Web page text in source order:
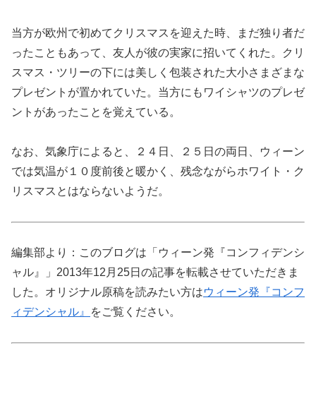
当方が欧州で初めてクリスマスを迎えた時、まだ独り者だ
ったこともあって、友人が彼の実家に招いてくれた。クリ
スマス・ツリーの下には美しく包装された大小さまざまな
プレゼントが置かれていた。当方にもワイシャツのプレゼ
ントがあったことを覚えている。
なお、気象庁によると、２４日、２５日の両日、ウィーン
では気温が１０度前後と暖かく、残念ながらホワイト・ク
リスマスとはならないようだ。
編集部より：このブログは「ウィーン発『コンフィデンシ
ャル』」2013年12月25日の記事を転載させていただきま
した。オリジナル原稿を読みたい方はウィーン発『コンフ
ィデンシャル』
をご覧ください。